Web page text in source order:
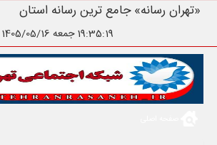
«تهران رسانه» جامع ترین رسانه استان تهران
19:35:20 جمعه 1405/05/16